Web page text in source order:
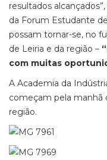
resultados
da Forum Estudante
possam tornar-se, no
de Leiria e da região –
com muitas
A Academia da
começam pela manhã
região.